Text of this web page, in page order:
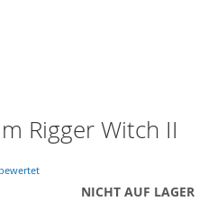
Rigger Witch II
NICHT AUF LAGER